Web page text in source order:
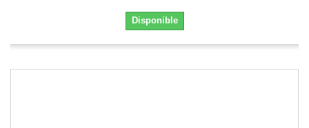
Disponible